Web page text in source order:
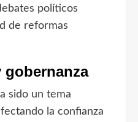
políticos
de reformas
gobernanza
sido un tema
la confianza